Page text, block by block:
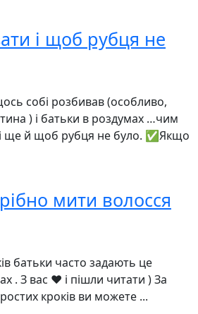
і щоб рубця не
собі розбивав (особливо,
) і батьки в роздумах …чим
ще й щоб рубця не було. ✅Якщо
мити волосся
батьки часто задають це
. З вас ❤️ і пішли читати ) За
кроків ви можете ...